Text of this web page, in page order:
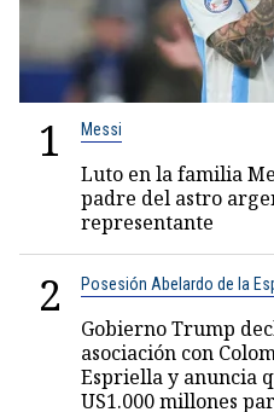
1 Messi
Luto en la familia
padre del astro
representante
2 Posesión Abelardo de la
Gobierno Trump
asociación con
Espriella y anuncia
US1.000 millones